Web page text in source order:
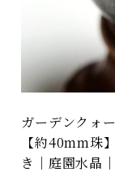
ガーデンクォ
【約40mm珠
き｜庭園水晶